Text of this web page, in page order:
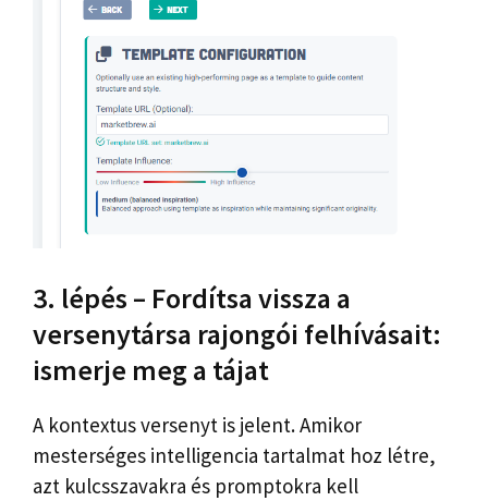
3. lépés – Fordítsa vissza a
versenytársa rajongói felhívásait:
ismerje meg a tájat
A kontextus versenyt is jelent. Amikor
mesterséges intelligencia tartalmat hoz létre,
azt kulcsszavakra és promptokra kell